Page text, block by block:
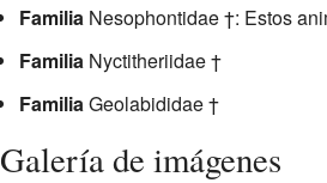
FamiliaNesophontidae †: Estos
FamiliaNyctitheriidae †
FamiliaGeolabididae †
Galería de imágenes